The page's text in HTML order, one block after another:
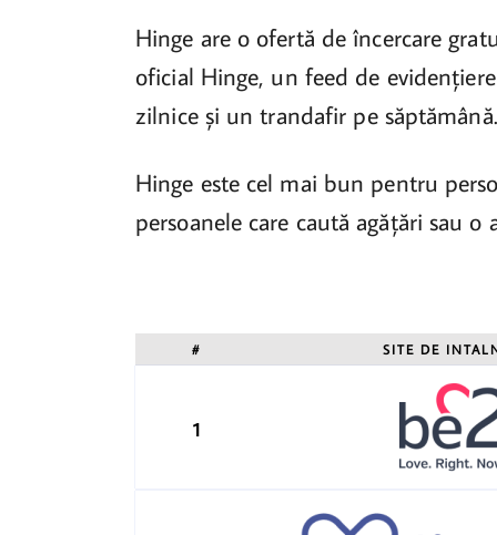
Hinge are o ofertă de încercare
oficial Hinge, un feed de
zilnice și un trandafir pe săptămână.
Hinge este cel mai bun pentru
persoanele care caută agățări sau
# SITE DE
1